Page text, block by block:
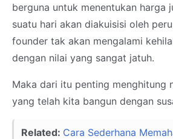
berguna untuk menentukan harga
suatu hari akan diakuisisi oleh
founder tak akan mengalami
dengan nilai yang sangat jatuh.
Maka dari itu penting menghitung
yang telah kita bangun dengan
Related: Cara Sederhana